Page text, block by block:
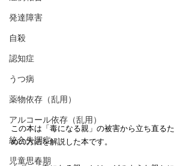
発達障害
自殺
認知症
うつ病
薬物依存（乱用）
アルコール依存（乱用）
統合失調症
児童思春期
この本は「毒になる親」の被害から立ち直るた
めの方法を解説した本です。